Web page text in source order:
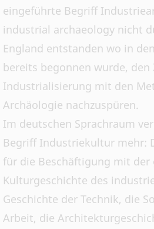
eingeführte Begriff
industrial archaeology nicht
England entstanden wo in
bereits begonnen wurde, den
Industrialisierung mit den
Archäologie nachzuspüren.
Im deutschen Sprachraum
Begriff Industriekultur mehr:
für die Beschäftigung mit der
Kulturgeschichte des
Geschichte der Technik, die
Arbeit, die